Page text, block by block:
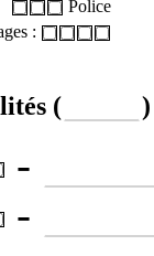
Police
:
( )
-
-